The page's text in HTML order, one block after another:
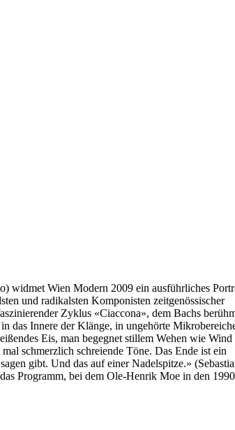
widmet Wien Modern 2009 ein ausführliches
und radikalsten Komponisten zeitgenössischer
Zyklus «Ciaccona», dem Bachs
das Innere der Klänge, in ungehörte
Eis, man begegnet stillem Wehen wie Wind
schmerzlich schreiende Töne. Das Ende ist ein
gibt. Und das auf einer Nadelspitze.»
Programm, bei dem Ole-Henrik Moe in den